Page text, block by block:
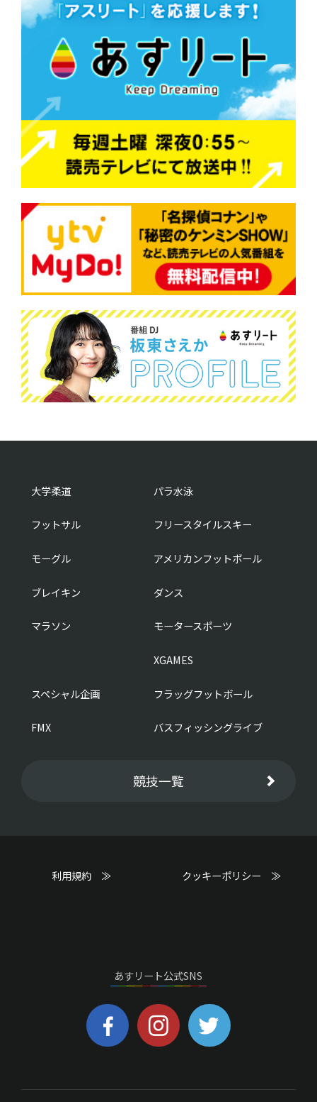
大学柔道 パラ水泳
フットサル フリースタイルスキー
モーグル アメリカンフットボール
ブレイキン ダンス
マラソン モータースポーツ
XGAMES
スペシャル企画 フラッグフットボール
FMX バスフィッシングライブ
競技一覧
利用規約 ≫ クッキーポリシー ≫
あすリート公式SNS